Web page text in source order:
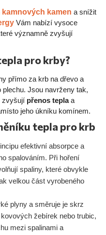
kamnových kamen a snížit
Vám nabízí vysoce
významně zvyšují
pro krby?
přímo za krb na dřevo a
plechu. Jsou navrženy tak,
zvyšují přenos teplaa
jeho úkníku komínem.
tepla pro krb
efektivní absorpce a
spalováním. Při hoření
spaliny, které obvykle
velkou část vyrobeného
plyny a směruje je skrz
žebírek nebo trubic,
mezi spalinami a